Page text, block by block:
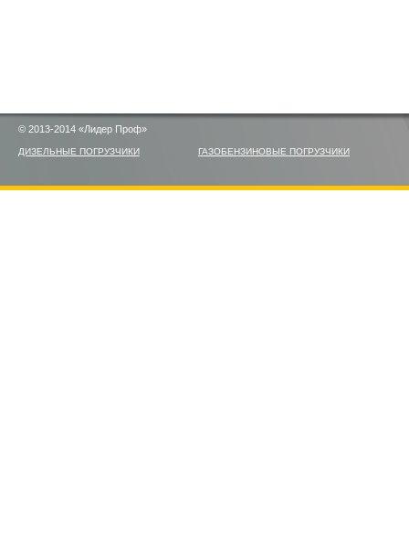
© 2013-2014 «Лидер Проф»
ДИЗЕЛЬНЫЕ ПОГРУЗЧИКИ ГАЗОБЕНЗИНОВЫЕ ПОГРУЗЧИКИ